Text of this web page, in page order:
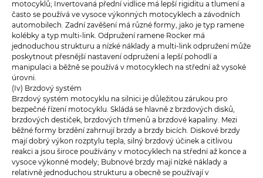
motocyklů; Invertovaná přední vidlice má lepší rigiditu a tlumení a
často se používá ve vysoce výkonných motocyklech a závodních
automobilech. Zadní zavěšení má různé formy, jako je typ ramene
kolébky a typ multi-link. Odpružení ramene Rocker má
jednoduchou strukturu a nízké náklady a multi-link odpružení může
poskytnout přesnější nastavení odpružení a lepší pohodlí a
manipulaci a běžně se používá v motocyklech na střední až vysoké
úrovni.
(Iv) Brzdový systém
Brzdový systém motocyklu na silnici je důležitou zárukou pro
bezpečné řízení motocyklu. Skládá se hlavně z brzdových disků,
brzdových destiček, brzdových třmenů a brzdové kapaliny. Mezi
běžné formy brzdění zahrnují brzdy a brzdy bicích. Diskové brzdy
mají dobrý výkon rozptylu tepla, silný brzdový účinek a citlivou
reakci a jsou široce používány v motocyklech na střední až konce a
vysoce výkonné modely; Bubnové brzdy mají nízké náklady a
relativně jednoduchou strukturu a obecně se používají v